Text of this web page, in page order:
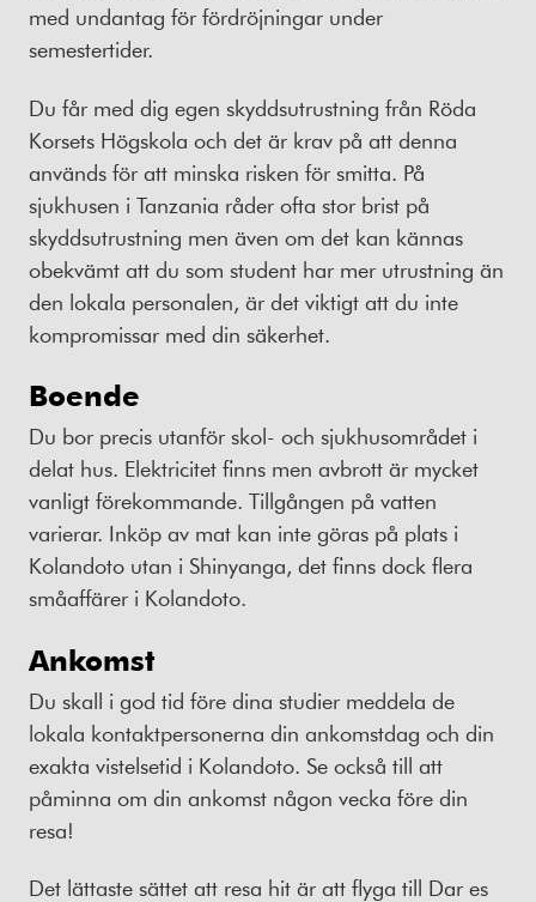
med undantag för fördröjningar under
semestertider.
Du får med dig egen skyddsutrustning från Röda
Korsets Högskola och det är krav på att denna
används för att minska risken för smitta. På
sjukhusen i Tanzania råder ofta stor brist på
skyddsutrustning men även om det kan kännas
obekvämt att du som student har mer utrustning än
den lokala personalen, är det viktigt att du inte
kompromissar med din säkerhet.
Boende
Du bor precis utanför skol- och sjukhusområdet i
delat hus. Elektricitet finns men avbrott är mycket
vanligt förekommande. Tillgången på vatten
varierar. Inköp av mat kan inte göras på plats i
Kolandoto utan i Shinyanga, det finns dock flera
småaffärer i Kolandoto.
Ankomst
Du skall i god tid före dina studier meddela de
lokala kontaktpersonerna din ankomstdag och din
exakta vistelsetid i Kolandoto. Se också till att
påminna om din ankomst någon vecka före din
resa!
Det lättaste sättet att resa hit är att flyga till Dar es